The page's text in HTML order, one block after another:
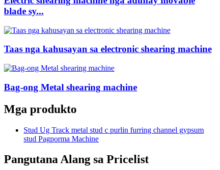
blade sy...
Taas nga kahusayan sa electronic shearing machine
Bag-ong Metal shearing machine
Mga produkto
Stud Ug Track metal stud c purlin furring channel gypsum
stud Pagporma Machine
Pangutana Alang sa Pricelist